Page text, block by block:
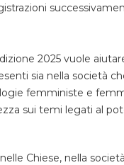
2025 vuole
sia nella società
femministe e
sui temi legati al
Chiese, nella